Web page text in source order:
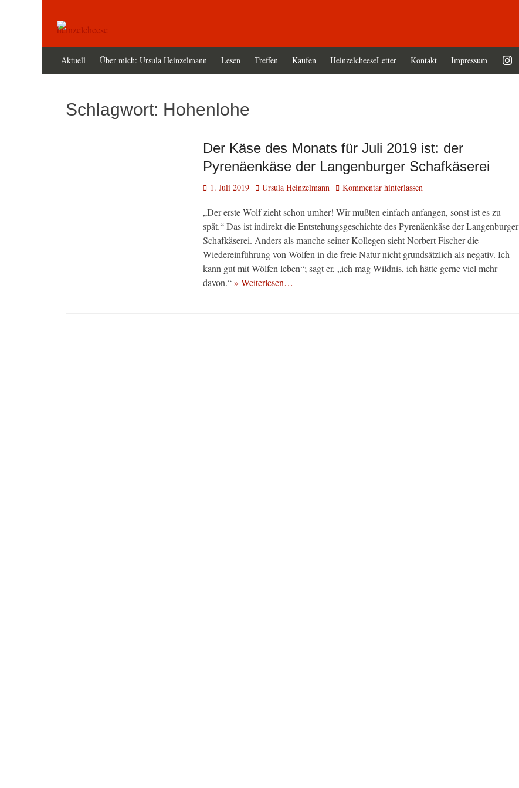
Primäres
Menü
Aktuell Über mich: Ursula Heinzelmann Lesen Treffen Kaufen HeinzelcheeseLetter Kontakt Impressum
Schlagwort: Hohenlohe
Der Käse des Monats für Juli 2019 ist: der
Pyrenäenkäse der Langenburger Schafkäserei
Veröffentlicht
1. Juli 2019 Autor
Ursula Heinzelmann Kommentar hinterlassen
„Der erste Wolf zieht schon umher! Wir mußten einfach anfangen, sonst ist es zu
spät.“ Das ist indirekt die Entstehungsgeschichte des Pyrenäenkäse der Langenburger
Schafkäserei. Anders als manche seiner Kollegen sieht Norbert Fischer die
Wiedereinführung von Wölfen in die freie Natur nicht grundsätzlich als negativ. Ich
kann gut mit Wölfen leben“; sagt er, „ich mag Wildnis, ich hätte gerne viel mehr
davon.“» Weiterlesen…